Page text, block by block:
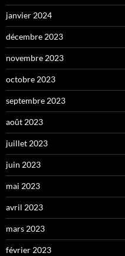
janvier 2024
décembre 2023
novembre 2023
octobre 2023
septembre 2023
août 2023
juillet 2023
juin 2023
mai 2023
avril 2023
mars 2023
février 2023